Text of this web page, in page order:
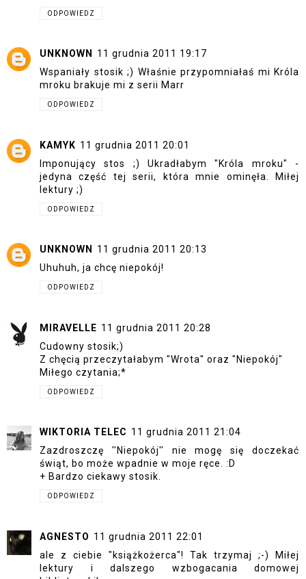
ODPOWIEDZ
UNKNOWN
11 grudnia 2011 19:17
Wspaniały stosik ;) Właśnie przypomniałaś mi Króla
mroku brakuje mi z serii Marr
ODPOWIEDZ
KAMYK 11 grudnia 2011 20:01
Imponujący stos ;) Ukradłabym "Króla mroku" -
jedyna część tej serii, która mnie ominęła. Miłej
lektury ;)
ODPOWIEDZ
UNKNOWN
11 grudnia 2011 20:13
Uhuhuh, ja chcę niepokój!
ODPOWIEDZ
MIRAVELLE 11 grudnia 2011 20:28
Cudowny stosik;)
Z chęcią przeczytałabym "Wrota" oraz "Niepokój"
Miłego czytania;*
ODPOWIEDZ
WIKTORIA TELEC 11 grudnia 2011 21:04
Zazdroszczę ''Niepokój'' nie mogę się doczekać
świąt, bo może wpadnie w moje ręce. :D
+ Bardzo ciekawy stosik.
ODPOWIEDZ
AGNESTO 11 grudnia 2011 22:01
ale z ciebie "książkożerca"! Tak trzymaj ;-) Miłej
lektury i dalszego wzbogacania domowej